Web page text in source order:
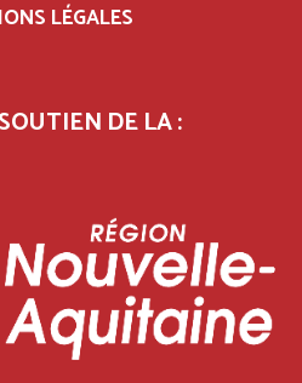
LÉGALES
DE LA :